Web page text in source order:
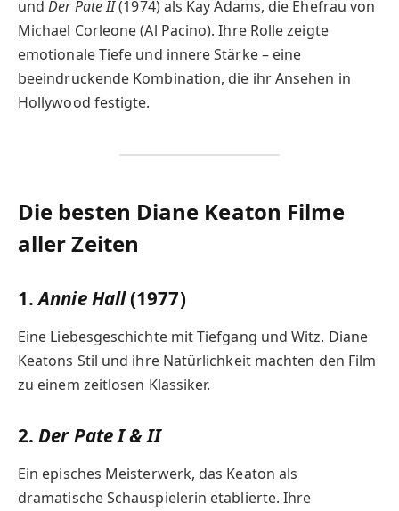
undDer Pate II(1974) als Kay Adams, die Ehefrau von
Michael Corleone (Al Pacino). Ihre Rolle zeigte
emotionale Tiefe und innere Stärke – eine
beeindruckende Kombination, die ihr Ansehen in
Hollywood festigte.
Die besten Diane Keaton Filme
aller Zeiten
1.Annie Hall(1977)
Eine Liebesgeschichte mit Tiefgang und Witz. Diane
Keatons Stil und ihre Natürlichkeit machten den Film
zu einem zeitlosen Klassiker.
2.Der Pate I & II
Ein episches Meisterwerk, das Keaton als
dramatische Schauspielerin etablierte. Ihre